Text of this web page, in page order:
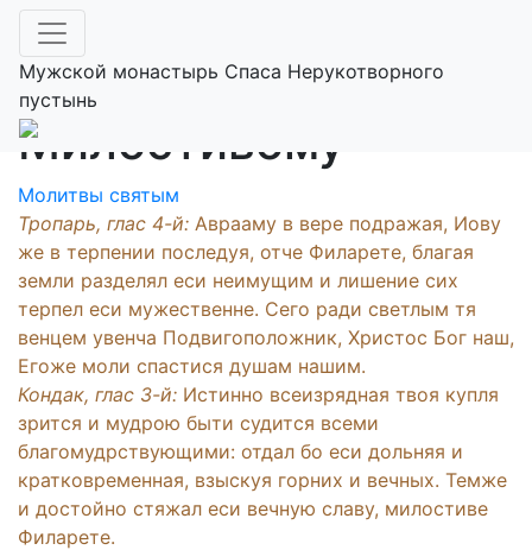
Мужской монастырь Спаса Нерукотворного
пустынь
Праведному
Филарету
Милостивому
Молитвы святым
Тропарь, глас 4-й: Аврааму в вере подражая, Иову
же в терпении последуя, отче Филарете, благая
земли разделял еси неимущим и лишение сих
терпел еси мужественне. Сего ради светлым тя
венцем увенча Подвигоположник, Христос Бог наш,
Егоже моли спастися душам нашим.
Кондак, глас 3-й: Истинно всеизрядная твоя купля
зрится и мудрою быти судится всеми
благомудрствующими: отдал бо еси дольняя и
кратковременная, взыскуя горних и вечных. Темже
и достойно стяжал еси вечную славу, милостиве
Филарете.